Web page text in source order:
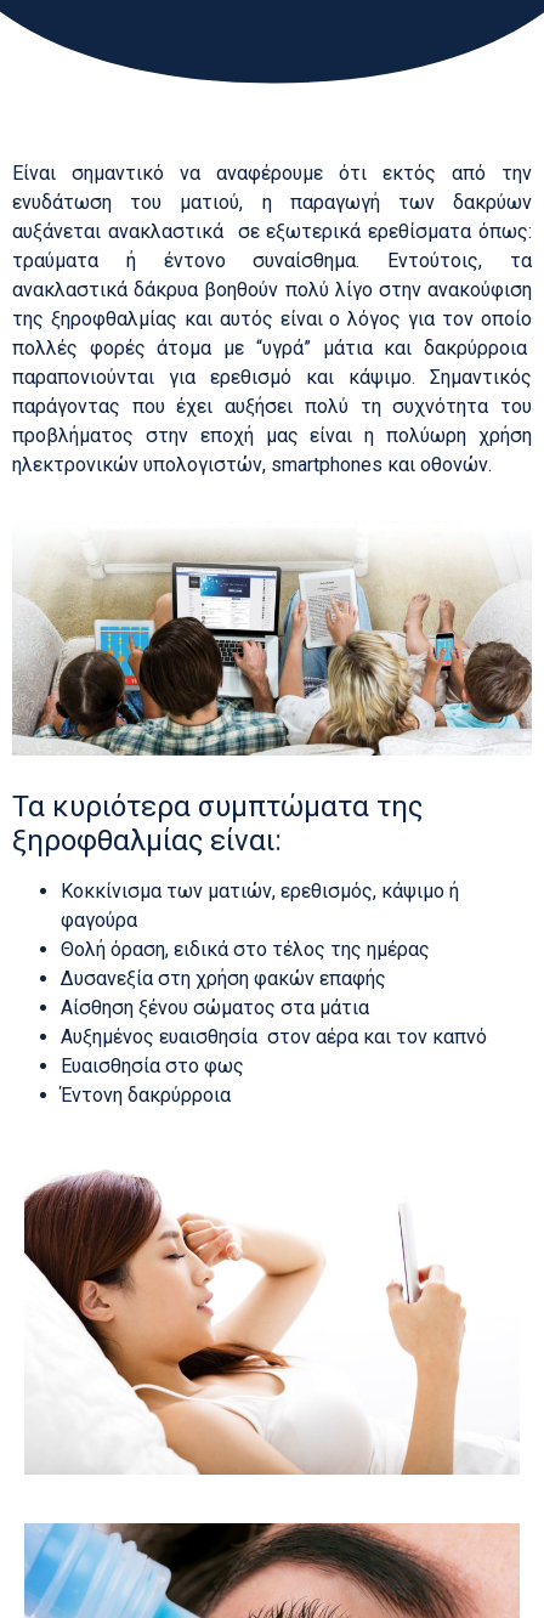
Είναι σημαντικό να αναφέρουμε ότι εκτός από την
ενυδάτωση του ματιού, η παραγωγή των δακρύων
αυξάνεται ανακλαστικά σε εξωτερικά ερεθίσματα όπως:
τραύματα ή έντονο συναίσθημα. Εντούτοις, τα
ανακλαστικά δάκρυα βοηθούν πολύ λίγο στην ανακούφιση
της ξηροφθαλμίας και αυτός είναι ο λόγος για τον οποίο
πολλές φορές άτομα με “υγρά” μάτια και δακρύρροια
παραπονιούνται για ερεθισμό και κάψιμο. Σημαντικός
παράγοντας που έχει αυξήσει πολύ τη συχνότητα του
προβλήματος στην εποχή μας είναι η πολύωρη χρήση
ηλεκτρονικών υπολογιστών, smartphones και οθονών.
Τα κυριότερα συμπτώματα της
ξηροφθαλμίας είναι:
Κοκκίνισμα των ματιών, ερεθισμός, κάψιμο ή
φαγούρα
Θολή όραση, ειδικά στο τέλος της ημέρας
Δυσανεξία στη χρήση φακών επαφής
Αίσθηση ξένου σώματος στα μάτια
Αυξημένος ευαισθησία στον αέρα και τον καπνό
Ευαισθησία στο φως
Έντονη δακρύρροια